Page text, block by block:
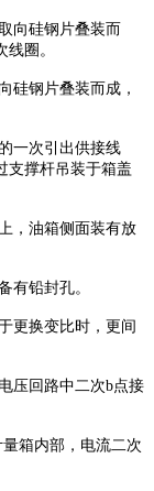
向硅钢片叠装而
圈。
钢片叠装而成，
一次引出供接线
支撑杆吊装于箱盖
，油箱侧面装有放
铅封孔。
更换变比时，更间
压回路中二次b点接
箱内部，电流二次